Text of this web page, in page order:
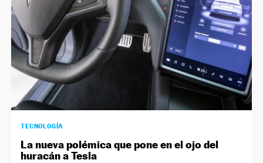
TECNOLOGÍA
La nueva polémica que pone en el ojo del
huracán a Tesla